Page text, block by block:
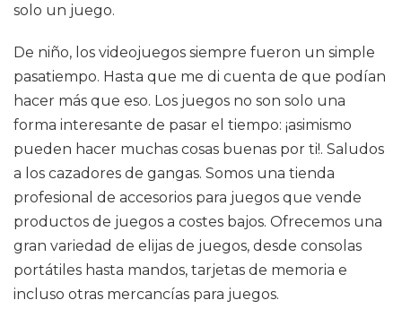
solo un juego.
De niño, los videojuegos siempre fueron un simple
pasatiempo. Hasta que me di cuenta de que podían
hacer más que eso. Los juegos no son solo una
forma interesante de pasar el tiempo: ¡asimismo
pueden hacer muchas cosas buenas por ti!. Saludos
a los cazadores de gangas. Somos una tienda
profesional de accesorios para juegos que vende
productos de juegos a costes bajos. Ofrecemos una
gran variedad de elijas de juegos, desde consolas
portátiles hasta mandos, tarjetas de memoria e
incluso otras mercancías para juegos.